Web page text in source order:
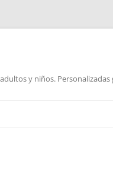
y niños. Personalizadas